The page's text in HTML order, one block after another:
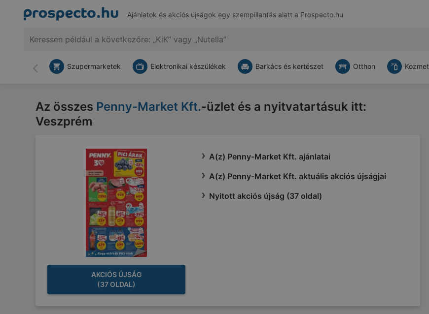
Ajánlatok és akciós újságok egy szempillantás alatt a Prospecto.hu
Vissza
Szupermarketek Elektronikai készülékek Barkács és kertészet Otthon
Az összes Penny-Market Kft.-üzlet és a nyitvatartásuk itt:
Veszprém
AKCIÓS ÚJSÁG
(37 OLDAL)
A(z) Penny-Market Kft. ajánlatai
A(z) Penny-Market Kft. aktuális akciós újságjai
Nyitott akciós újság (37 oldal)